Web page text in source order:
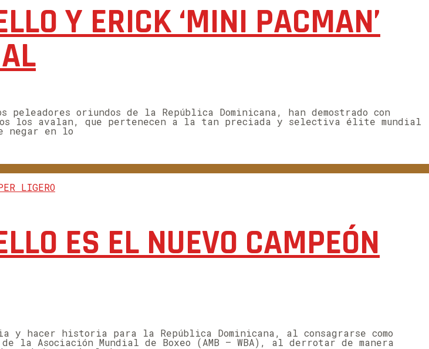
Y ERICK ‘MINI PACMAN’
peleadores oriundos de la República Dominicana, han demostrado con
los avalan, que pertenecen a la tan preciada y selectiva élite mundial
negar en lo
ES EL NUEVO CAMPEÓN
y hacer historia para la República Dominicana, al consagrarse como
Asociación Mundial de Boxeo (AMB – WBA), al derrotar de manera